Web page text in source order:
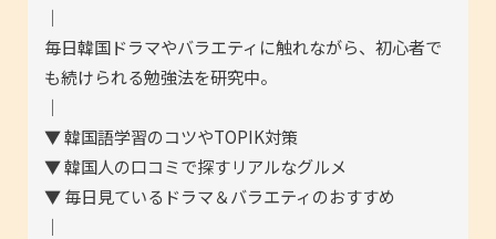
｜
毎日韓国ドラマやバラエティに触れながら、初心者で
も続けられる勉強法を研究中。
｜
▼ 韓国語学習のコツやTOPIK対策
▼ 韓国人の口コミで探すリアルなグルメ
▼ 毎日見ているドラマ＆バラエティのおすすめ
｜